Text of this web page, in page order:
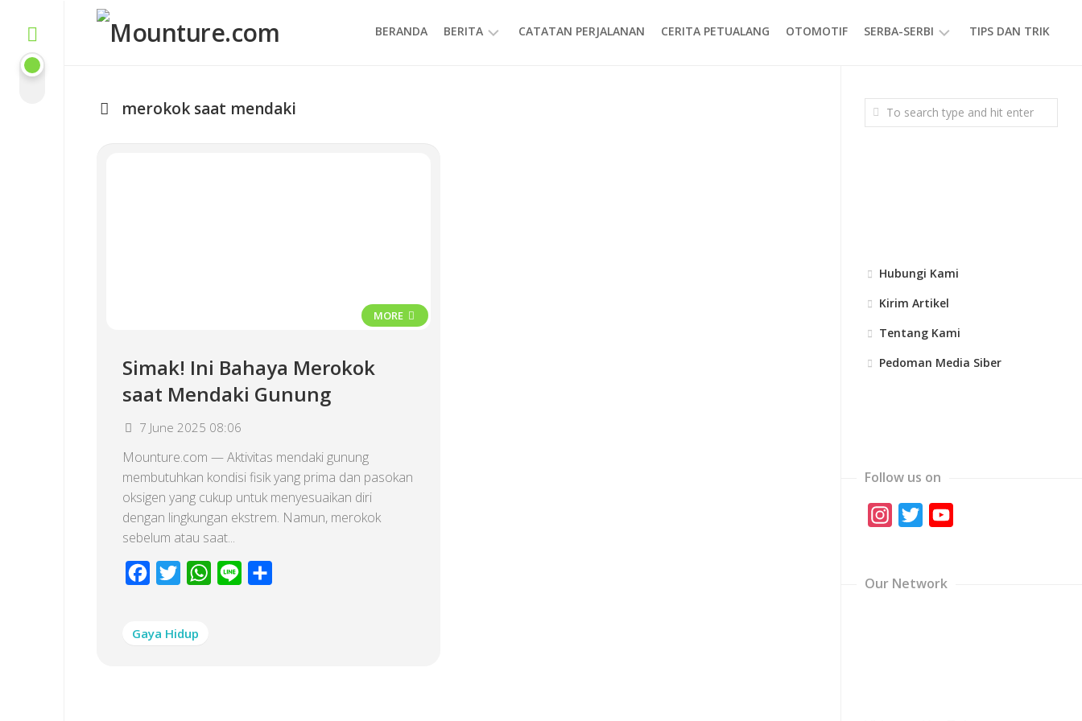
content
BERANDA BERITA CATATAN PERJALANAN CERITA PETUALANG OTOMOTIF SERBA-SERBI
GAYA
HIDUP
TIPS DAN TRIK
merokok saat mendaki
MORE
Simak! Ini Bahaya Merokok
saat Mendaki Gunung
7 June 2025 08:06
Mounture.com — Aktivitas mendaki gunung
membutuhkan kondisi fisik yang prima dan pasokan
oksigen yang cukup untuk menyesuaikan diri
dengan lingkungan ekstrem. Namun, merokok
sebelum atau saat...
Facebook
Twitter WhatsApp
Line
Gaya Hidup
Hubungi Kami
Kirim Artikel
Tentang Kami
Pedoman Media Siber
Follow us on
Instagram
Twitter
Our Network